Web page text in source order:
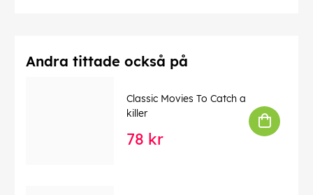
Andra tittade också på
Classic Movies To Catch a
killer
78 kr